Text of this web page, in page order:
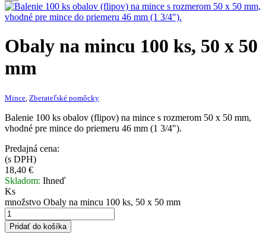
Obaly na mincu 100 ks, 50 x 50
mm
Mince Zberateľské pomôcky
Balenie 100 ks obalov (flipov) na mince s rozmerom 50 x 50 mm,
vhodné pre mince do priemeru 46 mm (1 3/4″).
Predajná cena:
(s DPH)
18,40 €
Skladom: Ihneď
Ks
množstvo Obaly na mincu 100 ks, 50 x 50 mm
Pridať do košíka